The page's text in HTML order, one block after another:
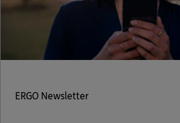
ERGO Newsletter